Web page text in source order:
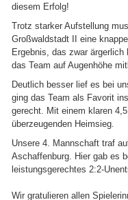
diesem Erfolg!
Trotz starker Aufstellung
Großwaldstadt II eine
Ergebnis, das zwar
das Team auf Augenhöhe
Deutlich besser lief es bei
ging das Team als Favorit
gerecht. Mit einem klaren
überzeugenden Heimsieg.
Unsere 4. Mannschaft traf
Aschaffenburg. Hier gab es
leistungsgerechtes 2:2-
Wir gratulieren allen